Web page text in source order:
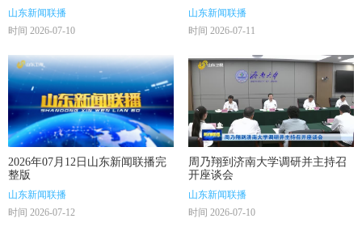
山东新闻联播
时间 2026-07-10
山东新闻联播
时间 2026-07-11
2026年07月12日山东新闻联播完
整版
山东新闻联播
时间 2026-07-12
周乃翔到济南大学调研并主持召
开座谈会
山东新闻联播
时间 2026-07-10